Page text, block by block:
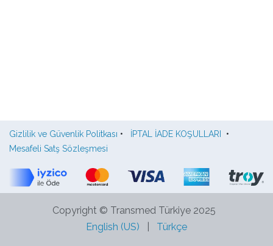
Gizlilik ve Güvenlik Politkası • İPTAL İADE KOŞULLARI
•
Mesafeli Satş Sözleşmesi
Copyright © Transmed Türkiye 2025
English (US)
Türkçe